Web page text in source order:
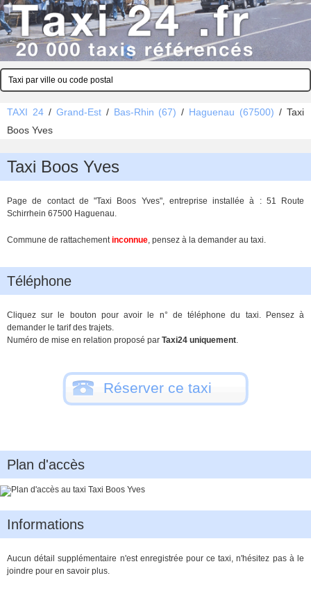
TAXI 24/ Grand-Est/ Bas-Rhin (67) / Haguenau (67500) /Taxi
Boos Yves
Taxi Boos Yves
Page de contact de "Taxi Boos Yves", entreprise installée à : 51 Route
Schirrhein 67500 Haguenau.
Commune de rattachementinconnue, pensez à la demander au taxi.
Téléphone
Cliquez sur le bouton pour avoir le n° de téléphone du taxi. Pensez à
demander le tarif des trajets.
Numéro de mise en relation proposé par Taxi24 uniquement.
Réserver ce taxi
Plan d'accès
Informations
Aucun détail supplémentaire n'est enregistrée pour ce taxi, n'hésitez pas à le
joindre pour en savoir plus.